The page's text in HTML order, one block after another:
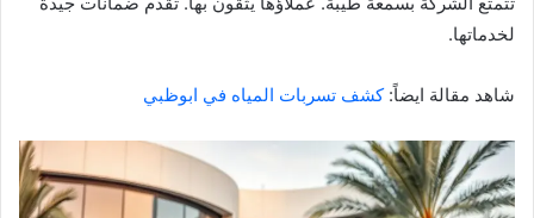
لخدماتها.
شاهد مقالة ايضاً:كشف تسربات المياه في ابوظبي